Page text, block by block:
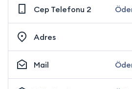
Cep Telefonu 2
Adres
Mail